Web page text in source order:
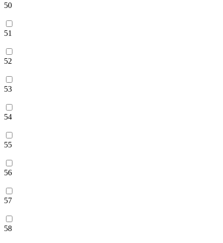
50
51
52
53
54
55
56
57
58